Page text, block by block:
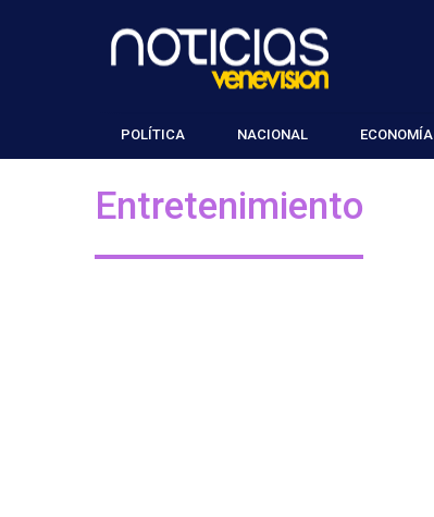
POLÍTICA NACIONAL ECONOMÍA
Entretenimiento